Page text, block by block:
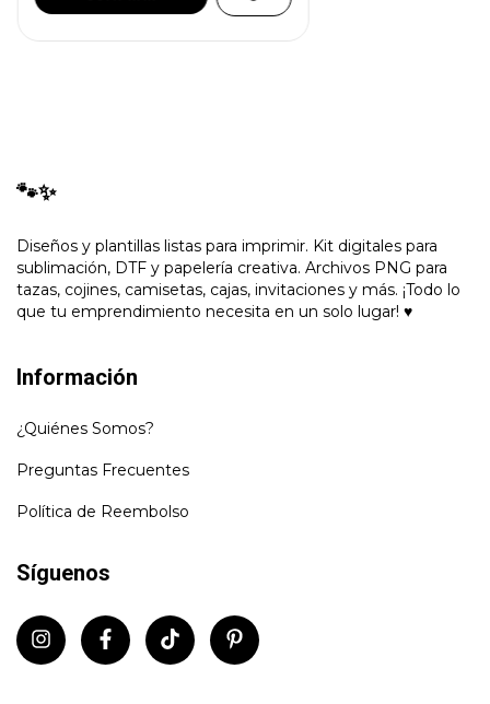
🐾✨
Diseños y plantillas listas para imprimir. Kit digitales para
sublimación, DTF y papelería creativa. Archivos PNG para
tazas, cojines, camisetas, cajas, invitaciones y más. ¡Todo lo
que tu emprendimiento necesita en un solo lugar! ♥
Información
¿Quiénes Somos?
Preguntas Frecuentes
Política de Reembolso
Síguenos